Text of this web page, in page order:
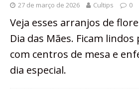
27 de março de 2026 Cultips 0
Veja esses arranjos de
Dia das Mães. Ficam
com centros de mesa e
dia especial.